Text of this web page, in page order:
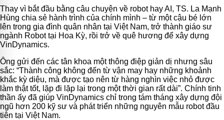
Thay vì bắt đầu bằng câu chuyện về robot hay AI, TS. La Mạnh
Hùng chia sẻ hành trình của chính mình – từ một cậu bé lớn
lên trong gia đình quân nhân tại Việt Nam, trở thành giáo sư
ngành Robot tại Hoa Kỳ, rồi trở về quê hương để xây dựng
VinDynamics.
Ông gửi đến các tân khoa một thông điệp giản dị nhưng sâu
sắc: “Thành công không đến từ vận may hay những khoảnh
khắc kỳ diệu, mà được tạo nên từ hàng nghìn việc nhỏ được
làm thật tốt, lặp đi lặp lại trong một thời gian rất dài”. Chính tinh
thần ấy đã giúp VinDynamics chỉ trong tám tháng xây dựng đội
ngũ hơn 200 kỹ sư và phát triển những nguyên mẫu robot đầu
tiên tại Việt Nam.